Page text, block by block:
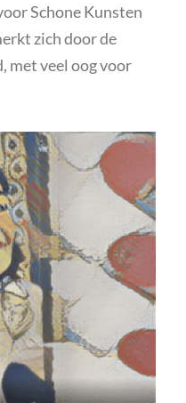
Schone Kunsten
zich door de
met veel oog voor